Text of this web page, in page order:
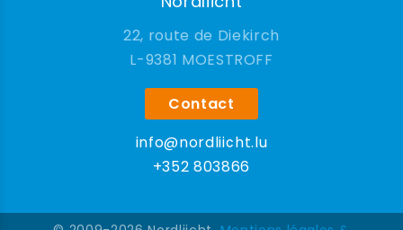
22, route de Diekirch
9381 MOESTROFF
Contact
info@nordliicht.lu
+352 803866